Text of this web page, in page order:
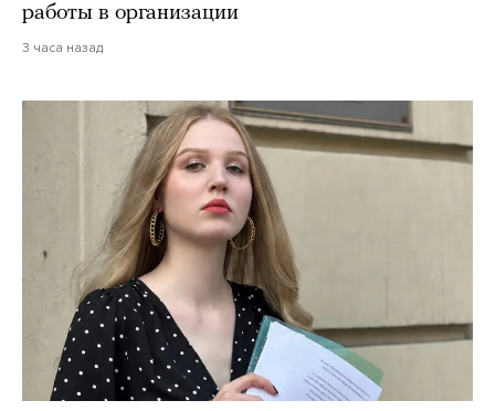
работы в организации
3 часа назад